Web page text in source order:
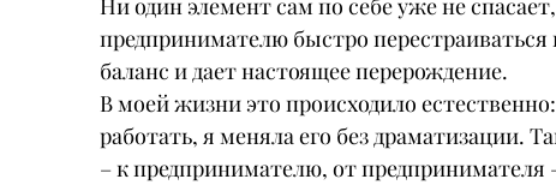
Ни один элемент сам по себе уже не
предпринимателю быстро
баланс и дает настоящее перерождение.
В моей жизни это происходило
работать, я меняла его без драматизации.
– к предпринимателю, от предпринимателя